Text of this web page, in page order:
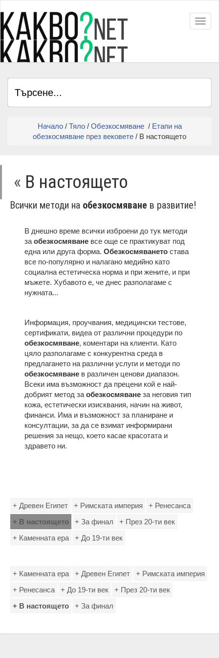
Начало/ Тяло/ Обезкосмяване / Етапи на
обезкосмяване през вековете / В настоящето
« В настоящето
Всички методи на обезкосмяване в развитие!
В днешно време всички изброени до тук методи
за обезкосмяване все още се практикуват под
една или друга форма. Обезкосмяването става
все по-популярно и налагано медийно като
социална естетическа норма и при жените, и при
мъжете. Хубавото е, че днес разполагаме с
нужната...
Информация, проучвания, медицински тестове,
сертификати, видеа от различни процедури по
обезкосмяване, коментари на клиенти. Като
цяло разполагаме с конкурентна среда в
предлагането на различни услуги и методи по
обезкосмяване в различен ценови диапазон.
Всеки има възможност да прецени кой е най-
добрият метод за обезкосмяване за неговия тип
кожа, естетически изисквания, начин на живот,
финанси. Има и възможност за планиране и
консултации, за да се взимат информирани
решения за нещо, което касае красотата и
здравето ни.
+ Древен Египет + Римската империя
+ Ренесанса
+ В настоящето
+ За финал
+ През 20-ти век
+ Каменната ера
+ До 19-ти век
+ Каменната ера + Древен Египет
+ Римската империя
+ Ренесанса
+ До 19-ти век
+ През 20-ти век
+ В настоящето
+ За финал